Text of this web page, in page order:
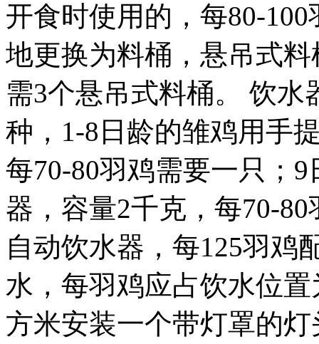
开食时使用的，每80-
地更换为料桶，悬吊式
需3个悬吊式料桶。 饮
种，1-8日龄的雏鸡用手
每70-80羽鸡需要一只；
器，容量2千克，每70-
自动饮水器，每125羽鸡
水，每羽鸡应占饮水位
方米安装一个带灯罩的